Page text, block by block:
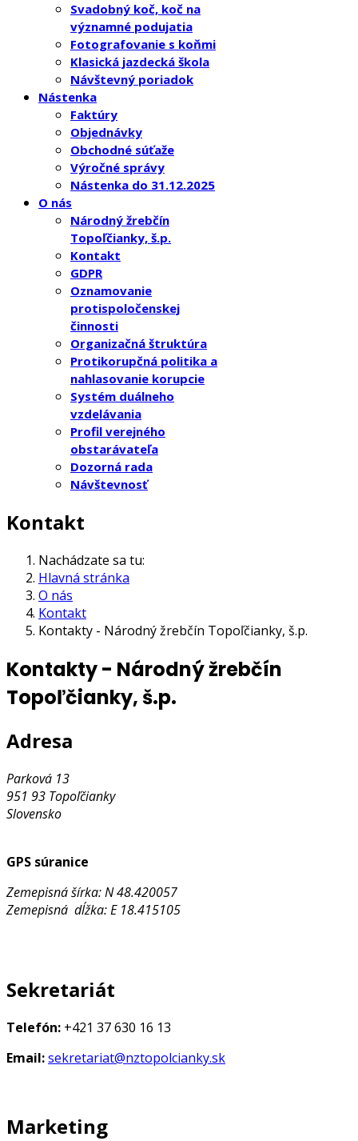
Svadobný koč, koč na
významné podujatia
Fotografovanie s koňmi
Klasická jazdecká škola
Návštevný poriadok
Nástenka
Faktúry
Objednávky
Obchodné súťaže
Výročné správy
Nástenka do 31.12.2025
O nás
Národný žrebčín
Topoľčianky, š.p.
Kontakt
GDPR
Oznamovanie
protispoločenskej
činnosti
Organizačná štruktúra
Protikorupčná politika a
nahlasovanie korupcie
Systém duálneho
vzdelávania
Profil verejného
obstarávateľa
Dozorná rada
Návštevnosť
Kontakt
Nachádzate sa tu:
Hlavná stránka
O nás
Kontakt
Kontakty - Národný žrebčín Topoľčianky, š.p.
Kontakty - Národný žrebčín
Topoľčianky, š.p.
Adresa
Parková 13
951 93 Topoľčianky
Slovensko
GPS súranice
Zemepisná šírka: N 48.420057
Zemepisná dĺžka: E 18.415105
Sekretariát
Telefón: +421 37 630 16 13
Email:sekretariat@nztopolcianky.sk
Marketing